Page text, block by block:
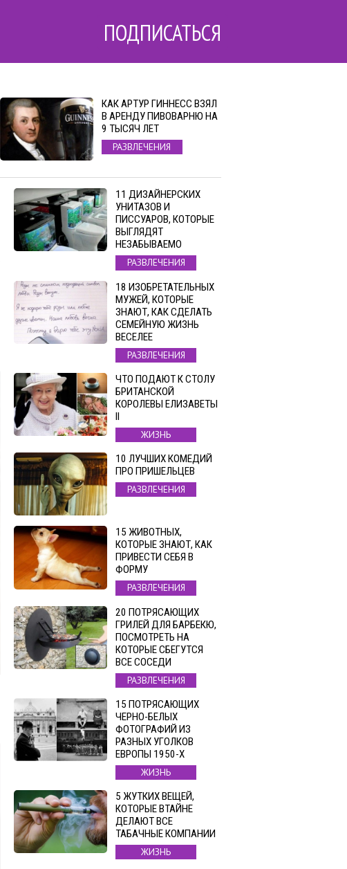
ПОДПИСАТЬСЯ
КАК АРТУР ГИННЕСС ВЗЯЛ
В АРЕНДУ ПИВОВАРНЮ НА
9 ТЫСЯЧ ЛЕТ
РАЗВЛЕЧЕНИЯ
11 ДИЗАЙНЕРСКИХ
УНИТАЗОВ И
ПИССУАРОВ, КОТОРЫЕ
ВЫГЛЯДЯТ
НЕЗАБЫВАЕМО
РАЗВЛЕЧЕНИЯ
18 ИЗОБРЕТАТЕЛЬНЫХ
МУЖЕЙ, КОТОРЫЕ
ЗНАЮТ, КАК СДЕЛАТЬ
СЕМЕЙНУЮ ЖИЗНЬ
ВЕСЕЛЕЕ
РАЗВЛЕЧЕНИЯ
ЧТО ПОДАЮТ К СТОЛУ
БРИТАНСКОЙ
КОРОЛЕВЫ ЕЛИЗАВЕТЫ
II
ЖИЗНЬ
10 ЛУЧШИХ КОМЕДИЙ
ПРО ПРИШЕЛЬЦЕВ
РАЗВЛЕЧЕНИЯ
15 ЖИВОТНЫХ,
КОТОРЫЕ ЗНАЮТ, КАК
ПРИВЕСТИ СЕБЯ В
ФОРМУ
РАЗВЛЕЧЕНИЯ
20 ПОТРЯСАЮЩИХ
ГРИЛЕЙ ДЛЯ БАРБЕКЮ,
ПОСМОТРЕТЬ НА
КОТОРЫЕ СБЕГУТСЯ
ВСЕ СОСЕДИ
РАЗВЛЕЧЕНИЯ
15 ПОТРЯСАЮЩИХ
ЧЕРНО-БЕЛЫХ
ФОТОГРАФИЙ ИЗ
РАЗНЫХ УГОЛКОВ
ЕВРОПЫ 1950-Х
ЖИЗНЬ
5 ЖУТКИХ ВЕЩЕЙ,
КОТОРЫЕ ВТАЙНЕ
ДЕЛАЮТ ВСЕ
ТАБАЧНЫЕ КОМПАНИИ
ЖИЗНЬ